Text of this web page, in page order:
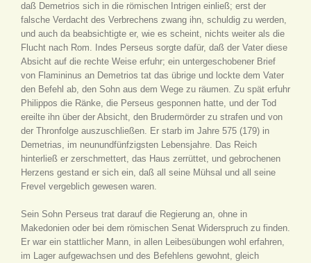
daß Demetrios sich in die römischen Intrigen einließ; erst der
falsche Verdacht des Verbrechens zwang ihn, schuldig zu werden,
und auch da beabsichtigte er, wie es scheint, nichts weiter als die
Flucht nach Rom. Indes Perseus sorgte dafür, daß der Vater diese
Absicht auf die rechte Weise erfuhr; ein untergeschobener Brief
von Flamininus an Demetrios tat das übrige und lockte dem Vater
den Befehl ab, den Sohn aus dem Wege zu räumen. Zu spät erfuhr
Philippos die Ränke, die Perseus gesponnen hatte, und der Tod
ereilte ihn über der Absicht, den Brudermörder zu strafen und von
der Thronfolge auszuschließen. Er starb im Jahre 575 (179) in
Demetrias, im neunundfünfzigsten Lebensjahre. Das Reich
hinterließ er zerschmettert, das Haus zerrüttet, und gebrochenen
Herzens gestand er sich ein, daß all seine Mühsal und all seine
Frevel vergeblich gewesen waren.
Sein Sohn Perseus trat darauf die Regierung an, ohne in
Makedonien oder bei dem römischen Senat Widerspruch zu finden.
Er war ein stattlicher Mann, in allen Leibesübungen wohl erfahren,
im Lager aufgewachsen und des Befehlens gewohnt, gleich